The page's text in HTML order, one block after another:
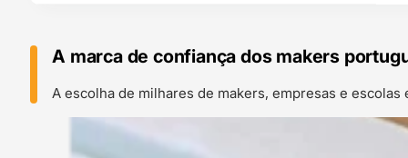
A marca de confiança dos makers
A escolha de milhares de makers, empresas e escolas